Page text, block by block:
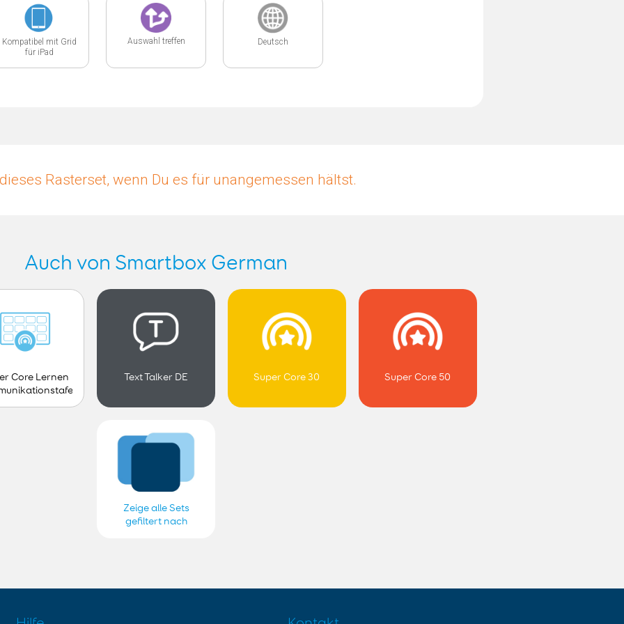
Kompatibel mit Grid
für iPad
Auswahl treffen Deutsch
Rasterset, wenn Du es für unangemessen hältst.
Auch von Smartbox German
Core Lernen
Text Talker DE Super Core 30 Super Core 50
Zeige alle Sets
gefiltert nach